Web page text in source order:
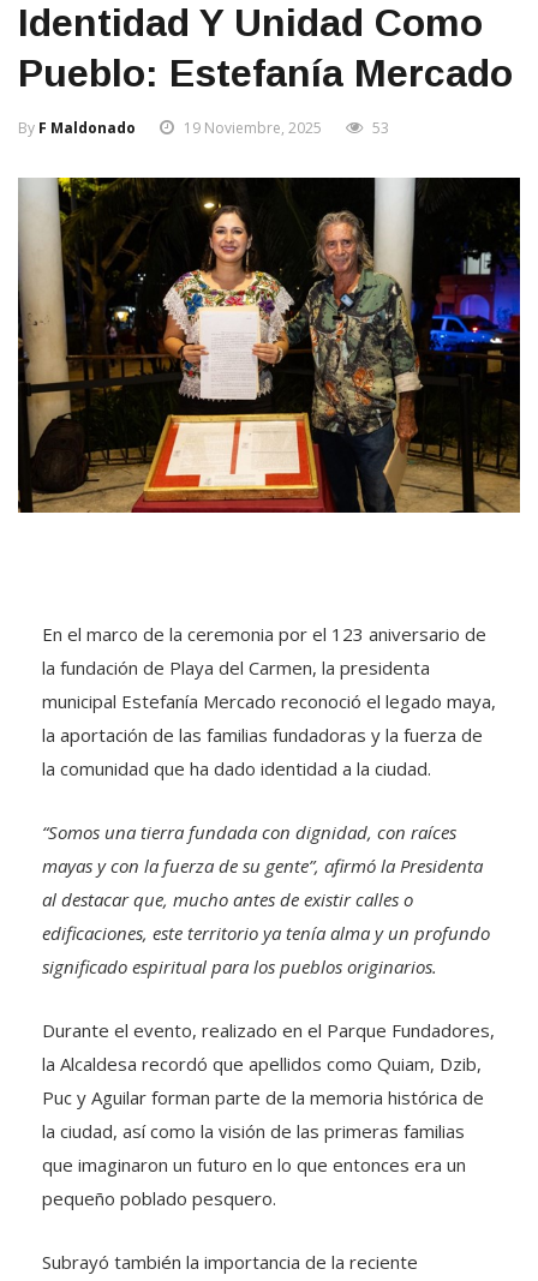
Identidad Y Unidad Como
Pueblo: Estefanía Mercado
By F Maldonado 19 Noviembre, 2025 53
En el marco de la ceremonia por el 123 aniversario de
la fundación de Playa del Carmen, la presidenta
municipal Estefanía Mercado reconoció el legado maya,
la aportación de las familias fundadoras y la fuerza de
la comunidad que ha dado identidad a la ciudad.
“Somos una tierra fundada con dignidad, con raíces
mayas y con la fuerza de su gente”, afirmó la Presidenta
al destacar que, mucho antes de existir calles o
edificaciones, este territorio ya tenía alma y un profundo
significado espiritual para los pueblos originarios.
Durante el evento, realizado en el Parque Fundadores,
la Alcaldesa recordó que apellidos como Quiam, Dzib,
Puc y Aguilar forman parte de la memoria histórica de
la ciudad, así como la visión de las primeras familias
que imaginaron un futuro en lo que entonces era un
pequeño poblado pesquero.
Subrayó también la importancia de la reciente